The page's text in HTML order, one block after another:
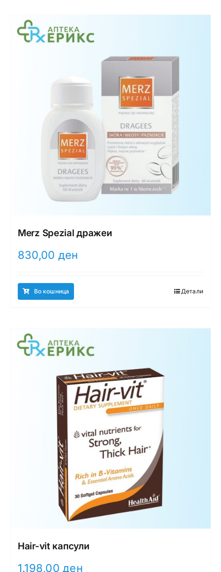
Merz Spezial дражеи
830,00 ден
Во кошница Детали
Hair-vit капсули
1.198,00ден